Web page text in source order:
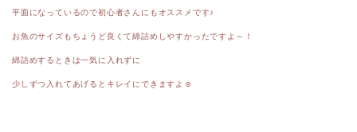
平面になっているので初心者さんにもオススメです♪
お魚のサイズもちょうど良くて綿詰めしやすかったですよ～！
綿詰めするときは一気に入れずに
少しずつ入れてあげるとキレイにできますよ☺︎